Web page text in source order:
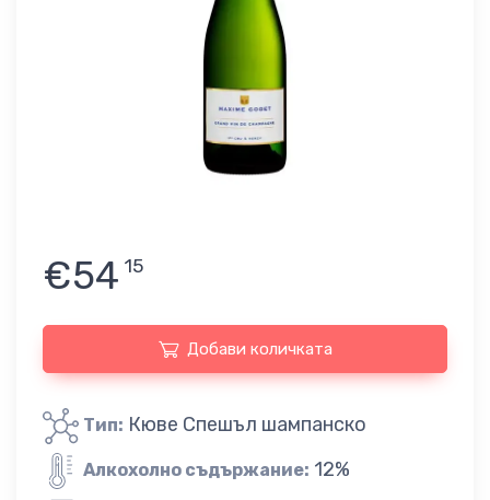
€54 15
Добави количката
Тип: Кюве Спешъл шампанско
Алкохолно съдържание: 12%